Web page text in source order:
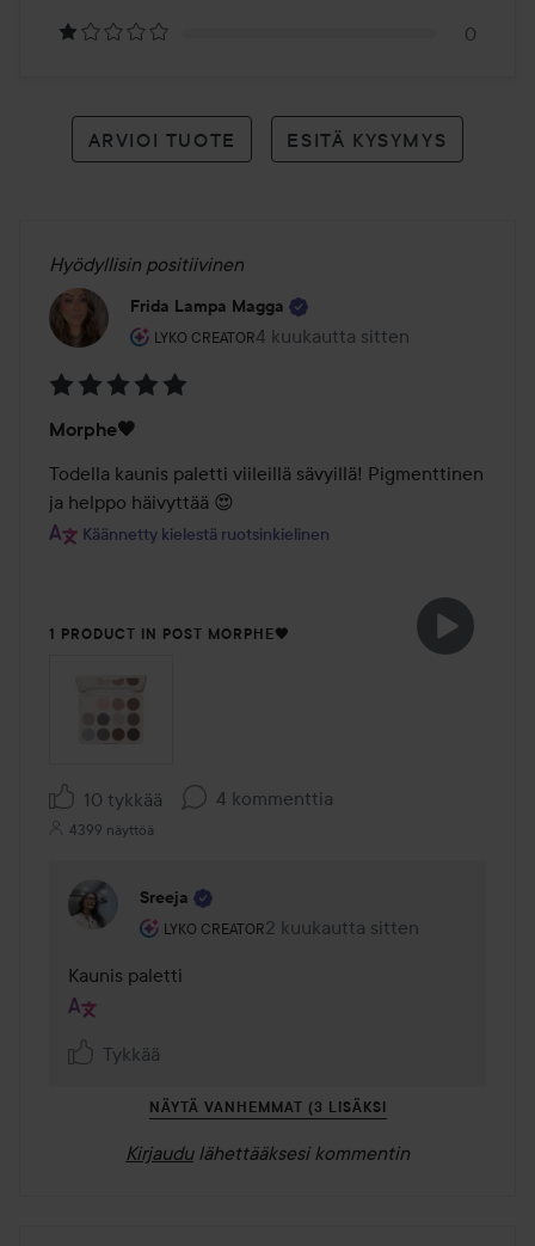
0
ARVIOI TUOTE ESITÄ KYSYMYS
Hyödyllisin positiivinen
Frida Lampa Magga
LYKO CREATOR
Käyttäjän rooli: Lyko Creator.
4 kuukautta sitten
Viesti luotiin 4 kuukautta sitten
5
/
5
Morphe🖤
Todella kaunis paletti viileillä sävyillä! Pigmenttinen
ja helppo häivyttää 😍
Käännetty kielestä ruotsinkielinen
1 PRODUCT IN POST MORPHE🖤
10 tykkää 4 kommenttia
4399 näyttöä
Sreeja
LYKO CREATOR
Käyttäjän rooli: Lyko Creator.
2 kuukautta sitten
Kommentti lisättiin 2
Kaunis paletti
Tykkää
NÄYTÄ VANHEMMAT (3 LISÄKSI
Kirjaudu lähettääksesi kommentin